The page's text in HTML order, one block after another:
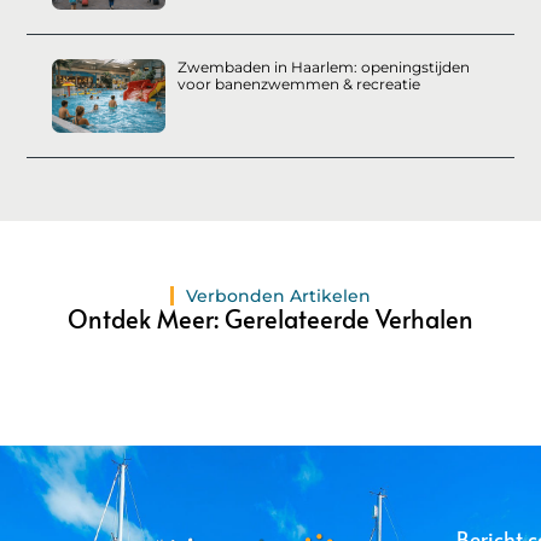
Zwembaden in Haarlem: openingstijden
voor banenzwemmen & recreatie
Verbonden Artikelen
Ontdek Meer: Gerelateerde Verhalen